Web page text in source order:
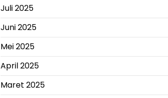
Juli 2025
Juni 2025
Mei 2025
April 2025
Maret 2025